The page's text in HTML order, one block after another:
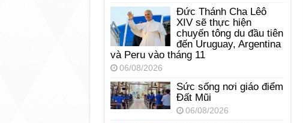
Đức Thánh Cha Lêô
XIV sẽ thực hiện
chuyến tông du đầu tiên
đến Uruguay, Argentina
và Peru vào tháng 11
06/08/2026
Sức sống nơi giáo điểm
Đất Mũi
06/08/2026